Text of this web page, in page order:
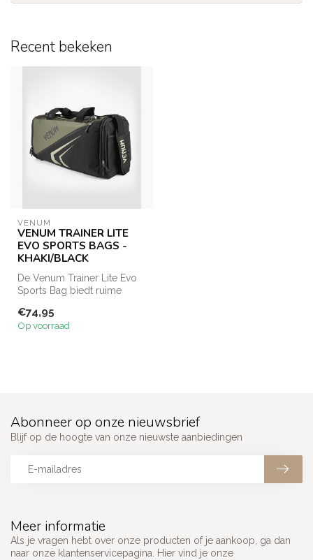
Recent bekeken
VENUM
VENUM TRAINER LITE
EVO SPORTS BAGS -
KHAKI/BLACK
De Venum Trainer Lite Evo
Sports Bag biedt ruime
duurzaamheid me...
€74,95
Op voorraad
Meer informatie
Als je vragen hebt over onze producten of je aankoop, ga dan
naar onze klantenservicepagina. Hier vind je onze
Abonneer op onze nieuwsbrief
Blijf op de hoogte van onze nieuwste aanbiedingen